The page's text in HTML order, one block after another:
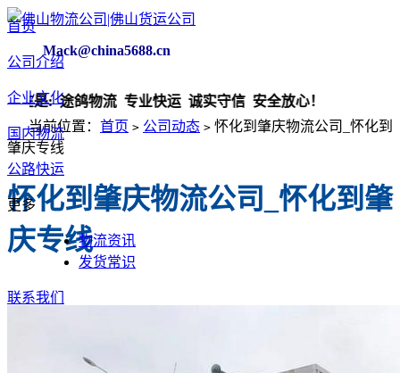
Mack@china5688.cn
首页
公司介绍
企业文化
国内物流
公路快运
更多
物流资讯
发货常识
联系我们
当前位置： 首页 > 公司动态 > ​怀化到肇庆物流公司_怀化到
肇庆专线
​怀化到肇庆物流公司_怀化到肇
庆专线